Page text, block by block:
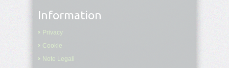
Information
Privacy
Cookie
Note Legali